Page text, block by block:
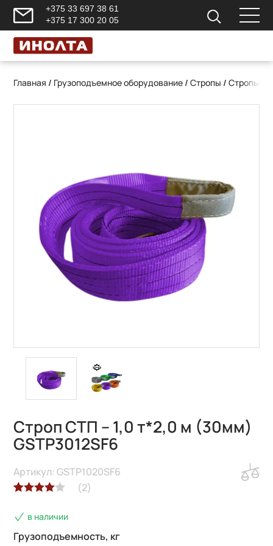
+375 33 697 38 61
+375 17 300 20 05
Главная / Грузоподъемное оборудование /Стропы /Стропы
Строп СТП – 1,0 т*2,0 м (30мм)
GSTP3012SF6
4.00из 5
на основе
(2)
Артикул: GSTP1020SF6
в наличии
Грузоподъемность, кг